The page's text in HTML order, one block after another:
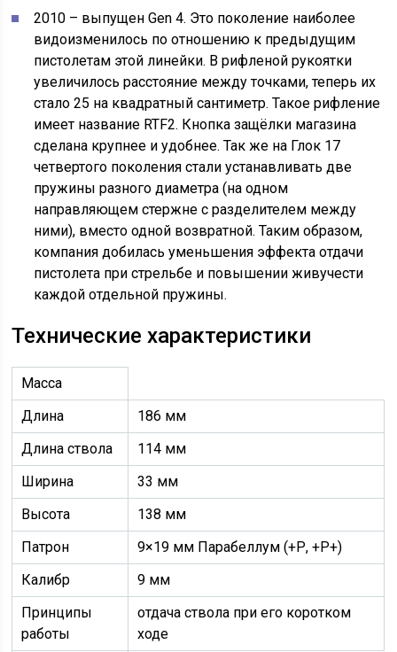
2010 – выпущен Gen 4. Это поколение наиболее
видоизменилось по отношению к предыдущим
пистолетам этой линейки. В рифленой рукоятки
увеличилось расстояние между точками, теперь их
стало 25 на квадратный сантиметр. Такое рифление
имеет название RTF2. Кнопка защёлки магазина
сделана крупнее и удобнее. Так же на Глок 17
четвертого поколения стали устанавливать две
пружины разного диаметра (на одном
направляющем стержне с разделителем между
ними), вместо одной возвратной. Таким образом,
компания добилась уменьшения эффекта отдачи
пистолета при стрельбе и повышении живучести
каждой отдельной пружины.
Технические характеристики
Масса
Длина
186 мм
Длина ствола
114 мм
Ширина
33 мм
Высота
138 мм
Патрон
9×19 мм Парабеллум (+Р, +Р+)
Калибр
9 мм
Принципы
работы
отдача ствола при его коротком
ходе